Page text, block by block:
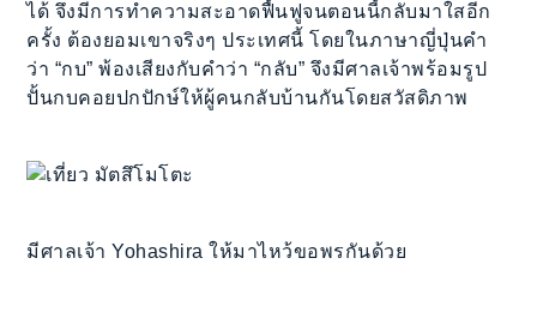
ได้ จึงมีการทำความสะอาดฟื้นฟูจนตอนนี้กลับมาใสอีก
ครั้ง ต้องยอมเขาจริงๆ ประเทศนี้ โดยในภาษาญี่ปุ่นคำ
ว่า “กบ” พ้องเสียงกับคำว่า “กลับ” จึงมีศาลเจ้าพร้อมรูป
ปั้นกบคอยปกปักษ์ให้ผู้คนกลับบ้านกันโดยสวัสดิภาพ
มีศาลเจ้า Yohashira ให้มาไหว้ขอพรกันด้วย